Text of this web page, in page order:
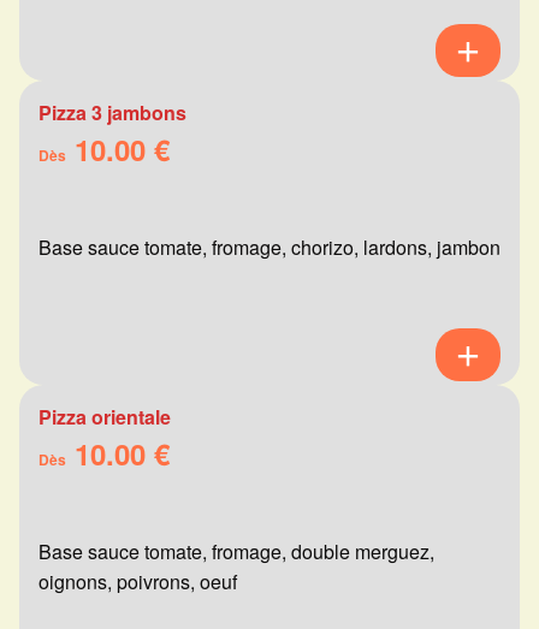
Pizza 3 jambons
Dès 10.00 €
Base sauce tomate, fromage, chorizo, lardons, jambon
Pizza orientale
Dès 10.00 €
Base sauce tomate, fromage, double merguez,
oignons, poivrons, oeuf